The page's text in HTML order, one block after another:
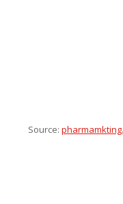
Source: